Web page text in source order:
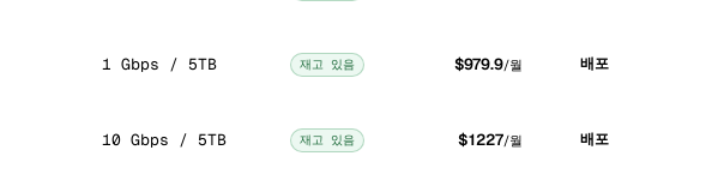
1 Gbps / 5TB 재고 있음 $979.9/월 배포
10 Gbps / 5TB 재고 있음 $1227/월 배포